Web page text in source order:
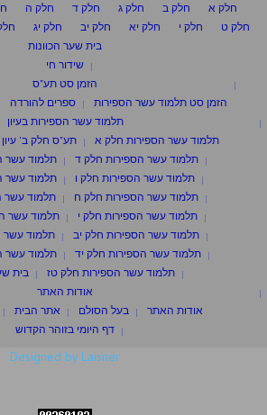
חלק א
חלק ב חלק ג חלק ד חלק ה
חלק ט
חלק י חלק יא חלק יב חלק יג
בית שער הכוונות
שידור חי
הזמן סט תע"ס
הזמן סט תלמוד עשר הספירות
ספרים להורדה
תלמוד עשר הספירות בעיון
תלמוד עשר הספירות חלק א
תע"ס חלק ב' עיון
תלמוד עשר הספירות חלק ד
תלמוד עשר
תלמוד עשר הספירות חלק ו
תלמוד עשר
תלמוד עשר הספירות חלק ח
תלמוד עשר
תלמוד עשר הספירות חלק י
תלמוד עשר
תלמוד עשר הספירות חלק יב
תלמוד עשר
תלמוד עשר הספירות חלק יד
תלמוד עשר
תלמוד עשר הספירות חלק טז
בית
אודות האתר
אודות האתר
בעל הסולם אתר הבית
דף היומי בזוהר הקדוש
Designed by Laisner